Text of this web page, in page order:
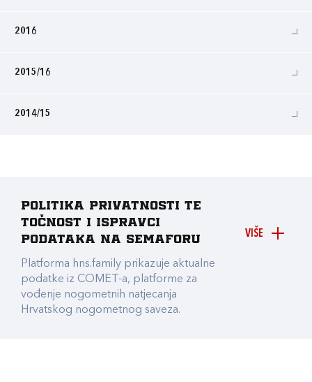
2016
2015/16
2014/15
VIŠE
Politika privatnosti te
točnost i ispravci
podataka na Semaforu
Platforma hns.family prikazuje aktualne
podatke iz COMET-a, platforme za
vođenje nogometnih natjecanja
Hrvatskog nogometnog saveza.